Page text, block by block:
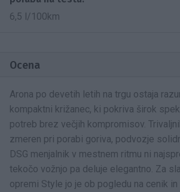
6,5 l/100km
Ocena
Arona po devetih letih na trgu ostaja
kompaktni križanec, ki pokriva širok
potreb brez večjih kompromisov.
zmeren pri porabi goriva, podvozje
DSG menjalnik v mestnem ritmu ni
tekočo vožnjo pa deluje elegantno. Za
opremi Style jo je ob pogledu na cenik